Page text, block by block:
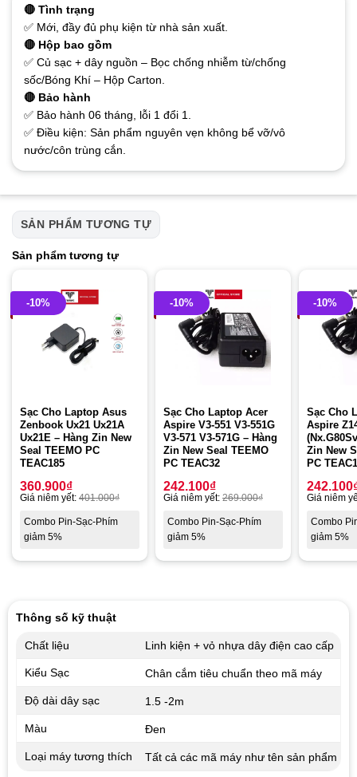
🔴 Tình trạng
✅ Mới, đầy đủ phụ kiện từ nhà sản xuất.
🔴 Hộp bao gồm
✅ Củ sạc + dây nguồn – Bọc chống nhiễm từ/chống
sốc/Bóng Khí – Hộp Carton.
🔴 Bảo hành
✅ Bảo hành 06 tháng, lỗi 1 đổi 1.
✅ Điều kiện: Sản phẩm nguyên vẹn không bể vỡ/vô
nước/côn trùng cắn.
SẢN PHẨM TƯƠNG TỰ
Sản phẩm tương tự
-10%
Sạc Cho Laptop Asus
Zenbook Ux21 Ux21A
Ux21E – Hàng Zin New
Seal TEEMO PC
TEAC185
360.900₫
Giá niêm yết: 401.000₫
Combo Pin-Sạc-Phím
giảm 5%
-10%
Sạc Cho Laptop Acer
Aspire V3-551 V3-551G
V3-571 V3-571G – Hàng
Zin New Seal TEEMO
PC TEAC32
242.100₫
Giá niêm yết: 269.000₫
Combo Pin-Sạc-Phím
giảm 5%
-10%
Sạc Cho
Aspire
Zin New
PC
242.100
Giá niêm
Combo
giảm 5%
Thông số kỹ thuật
Chất liệu Linh kiện + vỏ nhựa dây điện cao cấp
Kiểu Sạc Chân cắm tiêu chuẩn theo mã máy
Độ dài dây sạc 1.5 -2m
Màu Đen
Loại máy tương thích Tất cả các mã máy như tên sản phẩm